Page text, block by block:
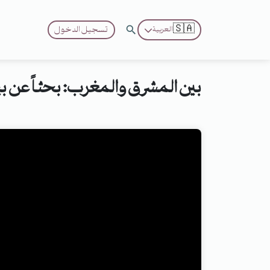
🇸🇦العربية تسجيل الدخول
بين المشرق والمغرب: بحثاً